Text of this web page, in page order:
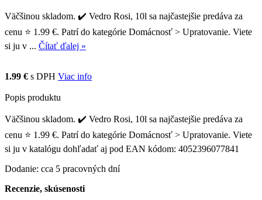
Väčšinou skladom. ✔️ Vedro Rosi, 10l sa najčastejšie predáva za
cenu ⭐ 1.99 €. Patrí do kategórie Domácnosť > Upratovanie. Viete
si ju v ... Čítať ďalej »
1.99 € s DPH Viac info
Popis produktu
Väčšinou skladom. ✔️ Vedro Rosi, 10l sa najčastejšie predáva za
cenu ⭐ 1.99 €. Patrí do kategórie Domácnosť > Upratovanie. Viete
si ju v katalógu dohľadať aj pod EAN kódom: 4052396077841
Dodanie: cca 5 pracovných dní
Recenzie, skúsenosti